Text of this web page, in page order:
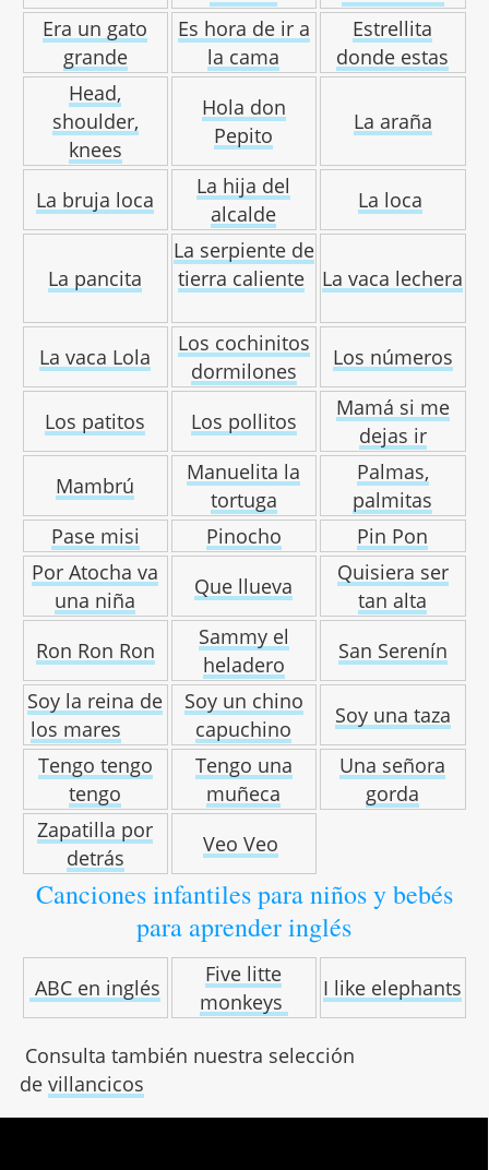
Era un gato
grande
Es hora de ir a
la cama
Estrellita
donde estas
Head,
shoulder,
knees
Hola don
Pepito
La araña
La bruja loca
La hija del
alcalde
La loca
La pancita
La serpiente de
tierra caliente
La vaca lechera
La vaca Lola
Los cochinitos
dormilones
Los números
Los patitos Los pollitos
Mamá si me
dejas ir
Mambrú
Manuelita la
tortuga
Palmas,
palmitas
Pase misi
Pinocho
Pin Pon
Por Atocha va
una niña
Que llueva
Quisiera ser
tan alta
Ron Ron Ron
Sammy el
heladero
San Serenín
Soy la reina de
los mares
Soy un chino
capuchino
Soy una taza
Tengo tengo
tengo
Tengo una
muñeca
Una señora
gorda
Zapatilla por
detrás
Veo Veo
Canciones infantiles para niños y bebés
para aprender inglés
ABC en inglés
Five litte
monkeys
I like elephants
Consulta también nuestra selección
de villancicos